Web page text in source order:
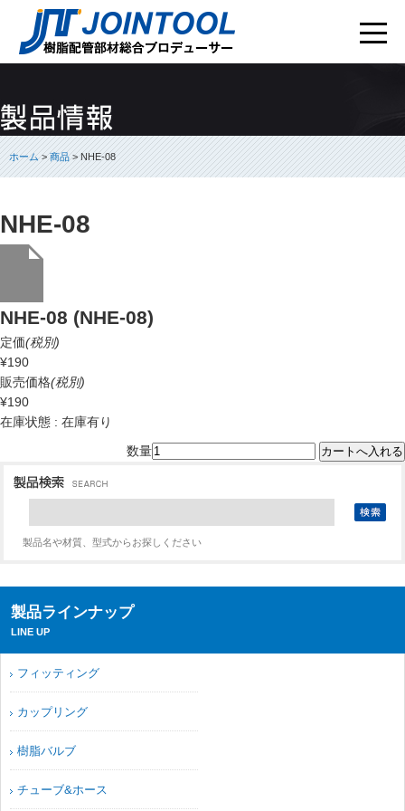
ホーム>商品> NHE-08
NHE-08
NHE-08 (NHE-08)
定価(税別)
¥190
販売価格(税別)
¥190
在庫状態 : 在庫有り
数量
製品名や材質、型式からお探しください
製品ラインナップ
LINE UP
フィッティング
カップリング
樹脂バルブ
チューブ&ホース